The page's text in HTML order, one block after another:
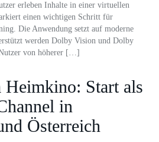
erleben Inhalte in einer virtuellen
einen wichtigen Schritt für
Die Anwendung setzt auf moderne
werden Dolby Vision und Dolby
von höherer […]
Start als
in
Österreich